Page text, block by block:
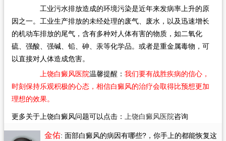
工业污水排放造成的环境污染是近年来发病率上升的原
因之一。工业生产排放的未经处理的废气、废水，以及迅速增长
的机动车排放的尾气，含有多种对人体有害的物质，如二氧化
硫、强酸、强碱、铅、砷、汞等化学品。或者是重金属毒物，可
以直接对人体造成危害。
上饶白癜风医院温馨提醒： 我们要有战胜疾病的信心，
时刻保持乐观积极的心态，相信白癜风的治疗会取得比预想更加
理想的效果。
更多关于上饶白癜风问题可以点击： 上饶白癜风医院咨询
金佑: 面部白癜风的病因有哪些?，你手上的都能恢复这